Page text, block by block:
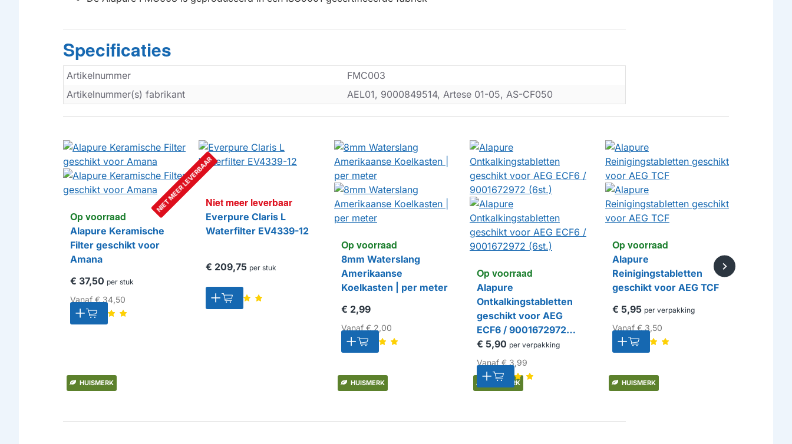
Specificaties
Artikelnummer
FMC003
Artikelnummer(s) fabrikant
AEL01, 9000849514, Artese 01-05, AS-CF050
HUISMERK
Op voorraad
Alapure Keramische
Filter geschikt voor
Amana
€ 37,50 per stuk
Vanaf € 34,50
NIET MEER LEVERBAARNiet meer leverbaar
Everpure Claris L
Waterfilter EV4339-12
€ 209,75 per stuk
HUISMERK
Op voorraad
8mm Waterslang
Amerikaanse
Koelkasten | per meter
€ 2,99
Vanaf€ 2,00
HUISMERK
Op voorraad
Alapure
Ontkalkingstabletten
geschikt voor AEG
ECF6 / 9001672972
(6st.)
€ 5,90 per verpakking
Vanaf€ 3,99
HUISMERK
Op voorraad
Alapure
Reinigingstabletten
geschikt voor AEG TCF
€ 5,95 per verpakking
Vanaf€ 3,50